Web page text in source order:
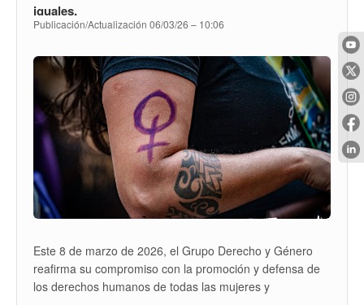
iguales.
Publicación/Actualización 06/03/26 – 10:06
Este 8 de marzo de 2026, el Grupo Derecho y Género
reafirma su compromiso con la promoción y defensa de
los derechos humanos de todas las mujeres y